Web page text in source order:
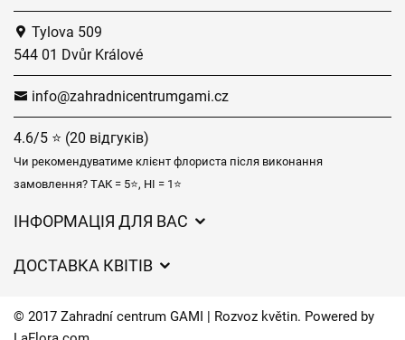
Tylova 509
544 01 Dvůr Králové
info@zahradnicentrumgami.cz
4.6/5 ⭐ (20 відгуків)
Чи рекомендуватиме клієнт флориста після виконання
замовлення? ТАК = 5⭐, НІ = 1⭐
ІНФОРМАЦІЯ ДЛЯ ВАС
Захист персональних даних
Час доставки квітів – огляд можливостей
ДОСТАВКА КВІТІВ
Куди ми доставляємо квіти
© 2017 Zahradní centrum GAMI | Rozvoz květin. Powered by